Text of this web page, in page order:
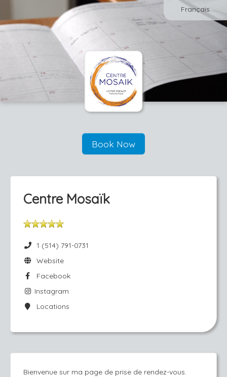
Français
Book Now
Centre Mosaïk
1 (514) 791-0731
Website
Facebook
Instagram
Locations
Bienvenue sur ma page de prise de rendez-vous.